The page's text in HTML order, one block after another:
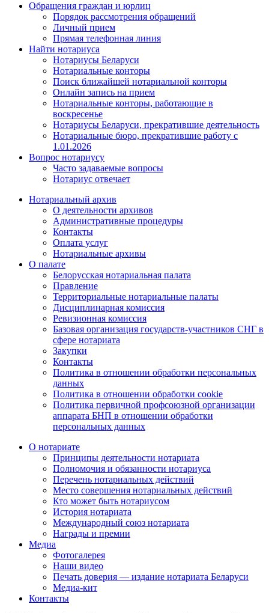
Обращения граждан и юрлиц
Порядок рассмотрения обращений
Личный прием
Прямая телефонная линия
Найти нотариуса
Нотариусы Беларуси
Нотариальные конторы
Поиск ближайшей нотариальной конторы
Онлайн запись на прием
Нотариальные конторы, работающие в
воскресенье
Нотариусы Беларуси, прекратившие деятельность
Нотариальные бюро, прекратившие работу с
1.01.2026
Вопрос нотариусу
Часто задаваемые вопросы
Нотариус отвечает
Нотариальный архив
О деятельности архивов
Административные процедуры
Контакты
Оплата услуг
Нотариальные архивы
О палате
Белорусская нотариальная палата
Правление
Территориальные нотариальные палаты
Дисциплинарная комиссия
Ревизионная комиссия
Базовая организация государств-участников СНГ в
сфере нотариата
Закупки
Контакты
Политика в отношении обработки персональных
данных
Политика в отношении обработки cookie
Политика первичной профсоюзной организации
аппарата БНП в отношении обработки
персональных данных
О нотариате
Принципы деятельности нотариата
Полномочия и обязанности нотариуса
Перечень нотариальных действий
Место совершения нотариальных действий
Кто может быть нотариусом
История нотариата
Международный союз нотариата
Награды и премии
Медиа
Фотогалерея
Наши видео
Печать доверия — издание нотариата Беларуси
Медиа-кит
Контакты